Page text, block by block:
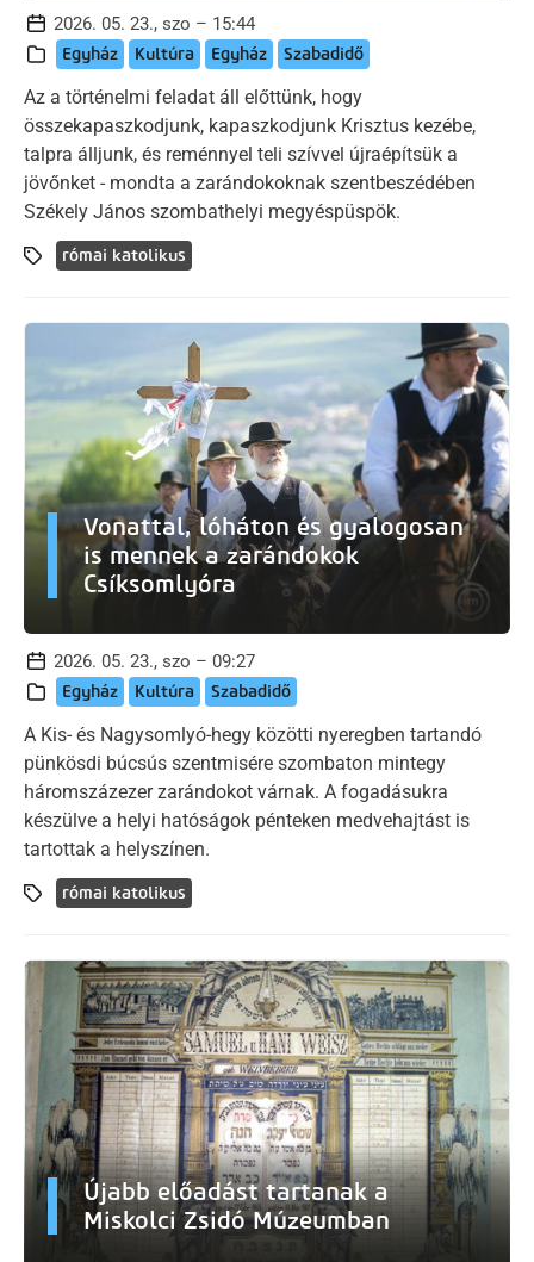
2026. 05. 23., szo – 15:44
Egyház Kultúra Egyház Szabadidő
Az a történelmi feladat áll előttünk, hogy
összekapaszkodjunk, kapaszkodjunk Krisztus kezébe,
talpra álljunk, és reménnyel teli szívvel újraépítsük a
jövőnket - mondta a zarándokoknak szentbeszédében
Székely János szombathelyi megyéspüspök.
római katolikus
Vonattal, lóháton és gyalogosan
is mennek a zarándokok
Csíksomlyóra
2026. 05. 23., szo – 09:27
Egyház Kultúra Szabadidő
A Kis- és Nagysomlyó-hegy közötti nyeregben tartandó
pünkösdi búcsús szentmisére szombaton mintegy
háromszázezer zarándokot várnak. A fogadásukra
készülve a helyi hatóságok pénteken medvehajtást is
tartottak a helyszínen.
római katolikus
Újabb előadást tartanak a
Miskolci Zsidó Múzeumban